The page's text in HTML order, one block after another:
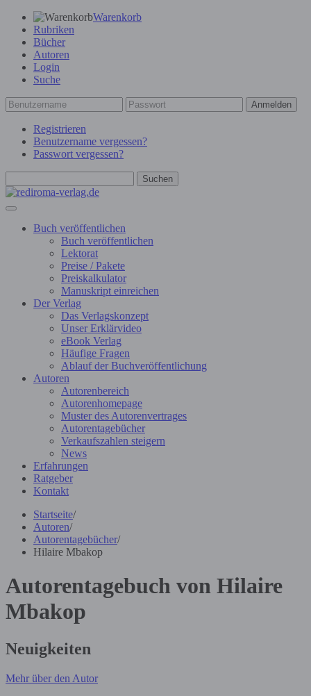
Warenkorb
Rubriken
Bücher
Autoren
Login
Suche
Anmelden
Registrieren
Benutzername vergessen?
Passwort vergessen?
Suchen
Buch veröffentlichen
Buch veröffentlichen
Lektorat
Preise / Pakete
Preiskalkulator
Manuskript einreichen
Der Verlag
Das Verlagskonzept
Unser Erklärvideo
eBook Verlag
Häufige Fragen
Ablauf der Buchveröffentlichung
Autoren
Autorenbereich
Autorenhomepage
Muster des Autorenvertrages
Autorentagebücher
Verkaufszahlen steigern
News
Erfahrungen
Ratgeber
Kontakt
Startseite/
Autoren/
Autorentagebücher/
Hilaire Mbakop
Autorentagebuch von Hilaire
Mbakop
Neuigkeiten
Mehr über den Autor